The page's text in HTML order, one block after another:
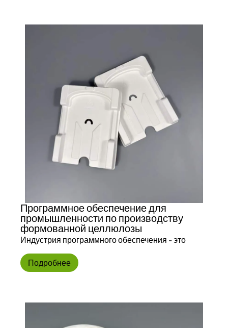
Программное обеспечение для
промышленности по производству
формованной целлюлозы
Индустрия программного обеспечения - это
Подробнее